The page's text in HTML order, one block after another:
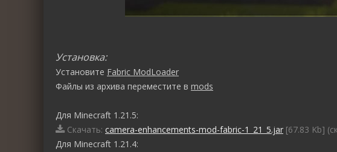
Установка:
Установите Fabric ModLoader
Файлы из архива переместите в mods
Для Minecraft 1.21.5:
Скачать: camera-enhancements-mod-fabric-1_21_5.jar [67.83 Kb]
Для Minecraft 1.21.4: